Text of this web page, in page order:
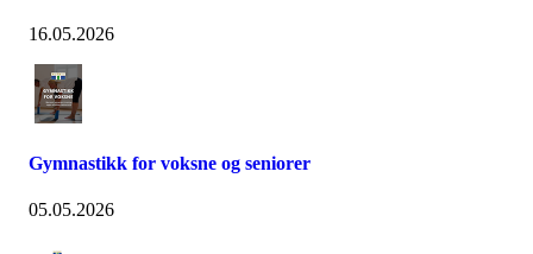
16.05.2026
Gymnastikk for voksne og seniorer
05.05.2026